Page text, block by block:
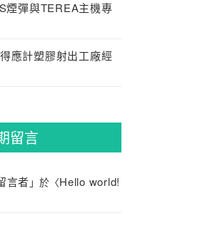
煙彈與TEREA主機專
應計塑膠射出工廠經
留言
言者」於〈Hello world!